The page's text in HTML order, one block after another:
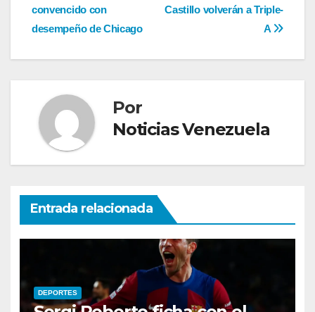
de
entradas
Castillo volverán a Triple-
A
convencido con
desempeño de Chicago
Por
Noticias Venezuela
Entrada relacionada
DEPORTES